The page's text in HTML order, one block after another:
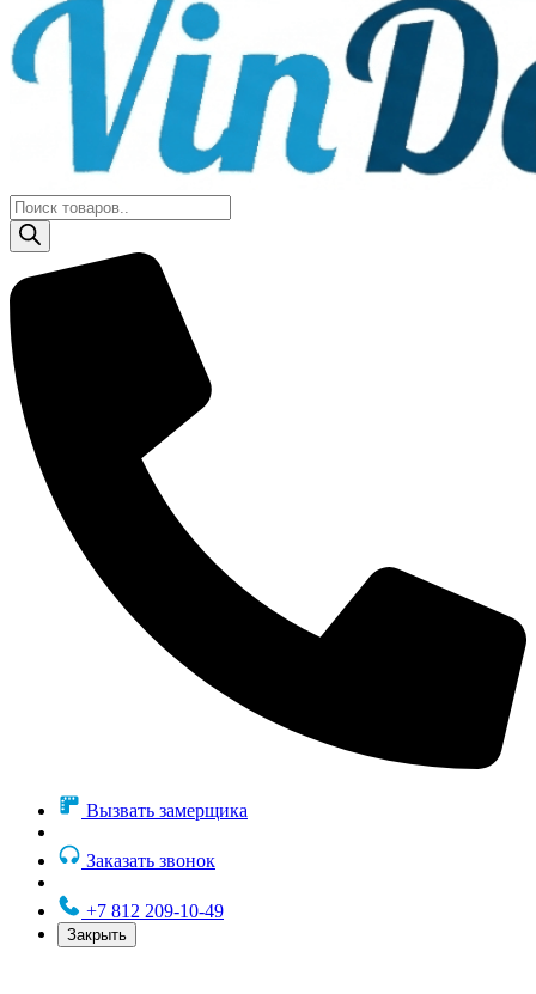
Поиск
товаров
Вызвать замерщика
Заказать звонок
+7 812 209-10-49
Закрыть